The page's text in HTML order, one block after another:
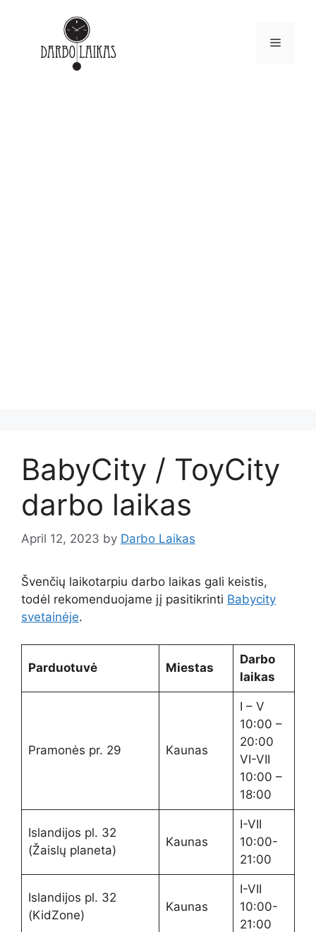
BabyCity / ToyCity
darbo laikas
April 12, 2023 by Darbo Laikas
Švenčių laikotarpiu darbo laikas gali keistis,
todėl rekomenduojame jį pasitikrinti Babycity
svetainėje.
Parduotuvė Miestas
Darbo
laikas
Pramonės pr. 29 Kaunas
I – V
10:00 –
20:00
VI-VII
10:00 –
18:00
Islandijos pl. 32
(Žaislų planeta)
Kaunas
I-VII
10:00-
21:00
Islandijos pl. 32
(KidZone)
Kaunas
I-VII
10:00-
21:00